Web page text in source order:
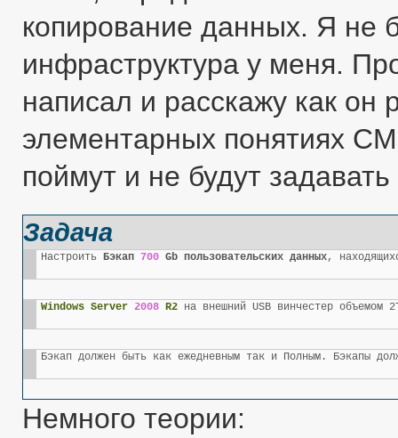
копирование данных. Я не
инфраструктура у меня.
написал и расскажу как он
элементарных понятиях
поймут и не будут
Задача
Настроить Бэкап 700 Gb пользовательских данных,
Windows Server 2008 R2 на внешний USB винчестер объемом
Бэкап должен быть как ежедневным так и Полным. Бэкапы
Немного теории: